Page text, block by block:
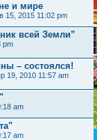
и мире
15, 2015 11:02 pm
всей Земли”
pm
– состоялся!
19, 2010 11:57 am
am
am